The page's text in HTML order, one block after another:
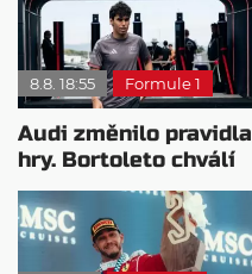
8.8. 18:55 Formule 1
Audi změnilo pravidla
hry. Bortoleto chválí
nový tým i jeho
mentalitu